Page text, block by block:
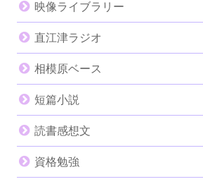
映像ライブラリー
直江津ラジオ
相模原ベース
短篇小説
読書感想文
資格勉強